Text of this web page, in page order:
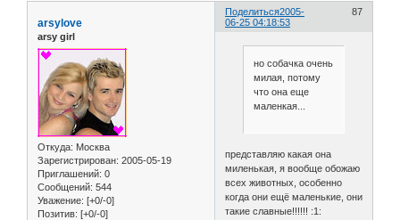
Поделиться 87
2005-
06-25 04:18:53
arsylove
arsy girl
Откуда: Москва
Зарегистрирован: 2005-05-19
Приглашений: 0
Сообщений: 544
Уважение: [+0/-0]
Позитив: [+0/-0]
но собачка очень
милая, потому
что она еще
маленкая...
представляю какая она
миленькая, я вообще обожаю
всех животных, особенно
когда они ещё маленькие, они
такие славные!!!!!! :1: